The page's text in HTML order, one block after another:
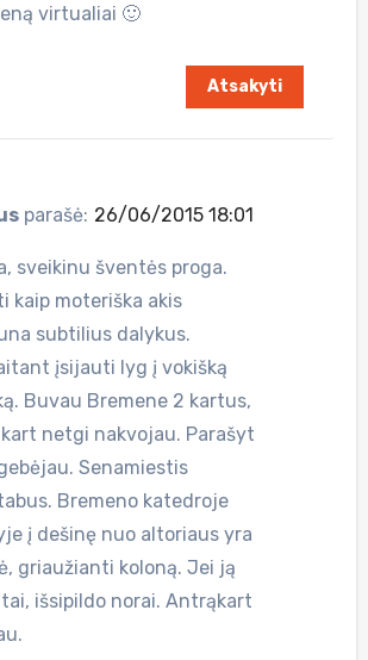
virtualiai 🙂
Atsakyti
parašė: 26/06/2015 18:01
sveikinu šventės proga.
kaip moteriška akis
subtilius dalykus.
įsijauti lyg į vokišką
Buvau Bremene 2 kartus,
netgi nakvojau. Parašyt
Senamiestis
Bremeno katedroje
į dešinę nuo altoriaus yra
griaužianti koloną. Jei ją
išsipildo norai. Antrąkart